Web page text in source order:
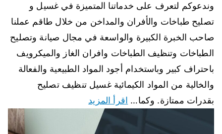
وندعوكم لتعرف على خدماتنا المتميزة في غسيل و
تصليح طباخات والأفران والمداخن من خلال طاقم عملنا
صاحب الخبرة الكبيرة والواسعة في مجال صيانة وتصليح
الطباخات وتنظيف الطباخات وافران الغاز والميكرويف
باحتراف كبير وباستخدام أجود المواد الطبيعية والفعالة
والخالية من المواد الكيمائية غسيل تنظيف تصليح
بقدرات ممتازة. وكما… اقرأ المزيد